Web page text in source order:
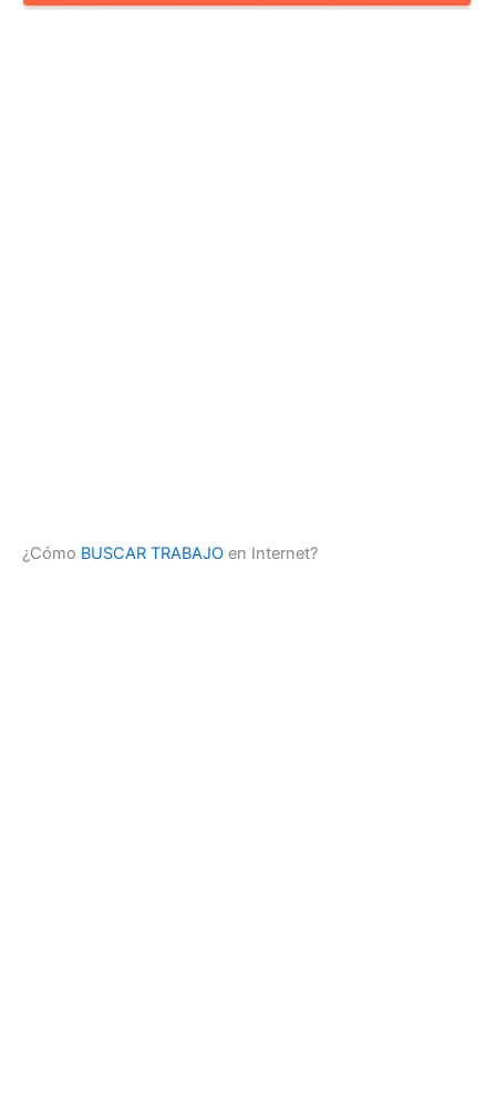
¿Cómo BUSCAR TRABAJO en Internet?